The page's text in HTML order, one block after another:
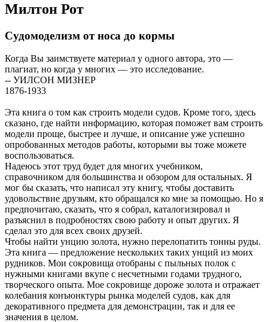
Милтон Рот
Судомоделизм от носа до кормы
Когда Вы заимствуете материал у одного автора, это —
плагиат, но когда у многих — это исследование.
-- УИЛСОН МИЗНЕР
1876-1933
Эта книга о том как строить модели судов. Кроме того, здесь
сказано, где найти информацию, которая поможет вам строить
модели проще, быстрее и лучше, и описание уже успешно
опробованных методов работы, которыми вы тоже можете
воспользоваться.
Надеюсь этот труд будет для многих учебником,
справочником для большинства и обзором для остальных. Я
мог бы сказать, что написал эту книгу, чтобы доставить
удовольствие друзьям, кто обращался ко мне за помощью. Но я
предпочитаю, сказать, что я собрал, каталогизировал и
разъяснил в подробностях свою работу и опыт других. Я
сделал это для всех своих друзей.
Чтобы найти унцию золота, нужно перелопатить тонны руды.
Эта книга — предложение нескольких таких унций из моих
рудников. Мои сокровища отобраны с пыльных полок с
нужными книгами вкупе с несчетными годами трудного,
творческого опыта. Мое сокровище дороже золота и отражает
колебания конъюнктуры рынка моделей судов, как для
декоративного предмета для демонстрации, так и для ее
значения в целом.